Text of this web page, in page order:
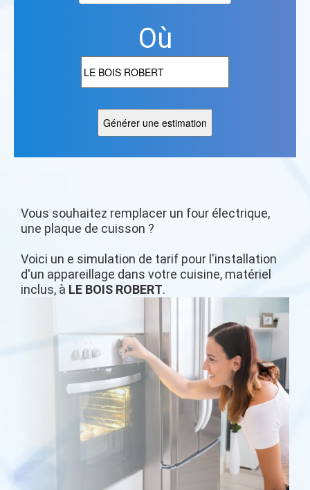
Où
Vous souhaitez remplacer un four électrique,
une plaque de cuisson ?
Voici un e simulation de tarif pour l'installation
d'un appareillage dans votre cuisine, matériel
inclus, à LE BOIS ROBERT.